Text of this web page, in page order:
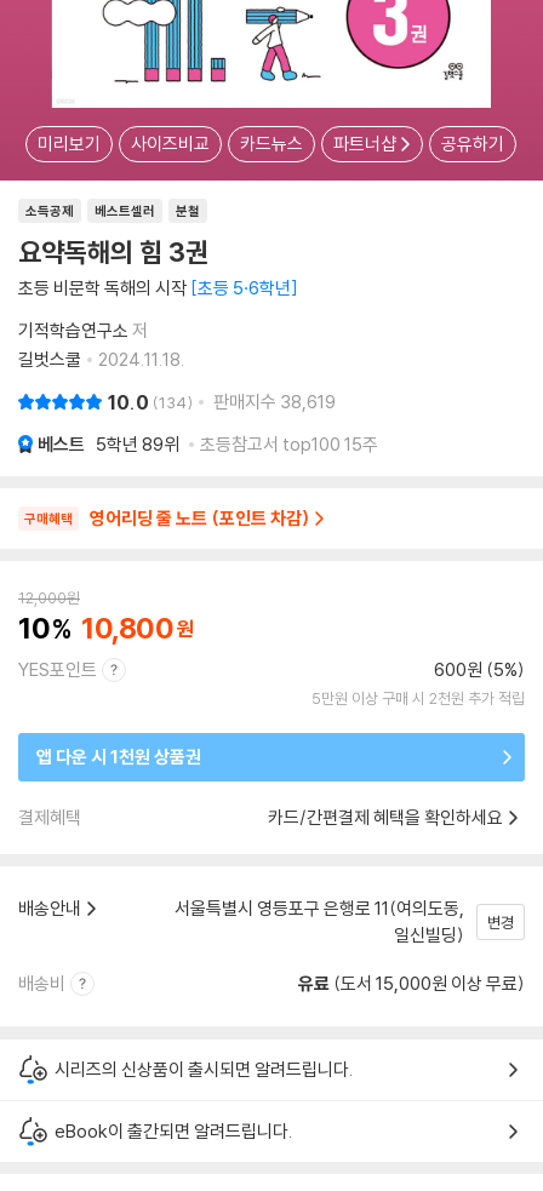
미리보기 사이즈비교 카드뉴스 파트너샵 공유하기
소득공제 베스트셀러 분철
요약독해의 힘 3권
초등 비문학 독해의 시작 초등 5·6학년
기적학습연구소 저
길벗스쿨
2024.11.18.
10.0 134 판매지수 38,619
베스트 5학년 89위 초등참고서 top100 15주
구매혜택 영어리딩 줄 노트 (포인트 차감)
12,000원
10 10,800
YES포인트 600원 (5%)
5만원 이상 구매 시 2천원 추가 적립
앱 다운 시 1천원 상품권
결제혜택 카드/간편결제 혜택을 확인하세요
배송안내
서울특별시 영등포구 은행로 11(여의도동,
일신빌딩)
변경
배송비 유료 (도서 15,000원 이상 무료)
시리즈의 신상품이 출시되면 알려드립니다.
eBook이 출간되면 알려드립니다.